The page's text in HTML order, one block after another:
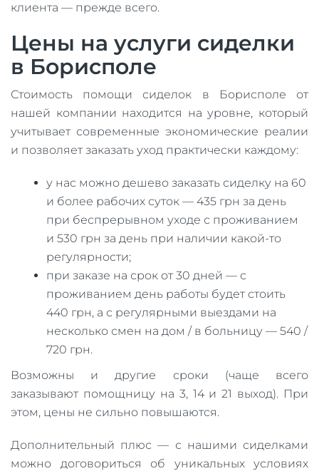
клиента — прежде всего.
Цены на услуги сиделки
в Борисполе
Стоимость помощи сиделок в Борисполе от
нашей компании находится на уровне, который
учитывает современные экономические реалии
и позволяет заказать уход практически каждому:
у нас можно дешево заказать сиделку на 60
и более рабочих суток — 435 грн за день
при беспрерывном уходе с проживанием
и 530 грн за день при наличии какой-то
регулярности;
при заказе на срок от 30 дней — с
проживанием день работы будет стоить
440 грн, а с регулярными выездами на
несколько смен на дом / в больницу — 540 /
720 грн.
Возможны и другие сроки (чаще всего
заказывают помощницу на 3, 14 и 21 выход). При
этом, цены не сильно повышаются.
Дополнительный плюс — с нашими сиделками
можно договориться об уникальных условиях